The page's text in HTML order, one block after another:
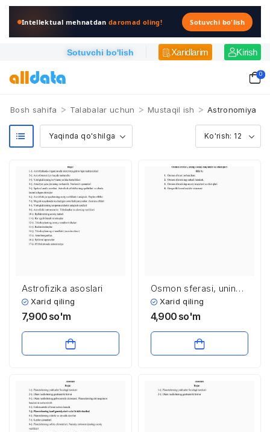
Intellektual mehnatdandaromad oling! Sotuvchi bo'lish
Sotuvchi bo'lish Xaridlarim Kirish
0
Bosh sahifa > Talabalar uchun > Mustaqil ish > Astronomiya
Astrofizika asoslari
Xarid qiling
7,900 so'm
Osmon sferasi, uning
asosiy nuqtalari va
chiziqlari
Xarid qiling
4,900 so'm